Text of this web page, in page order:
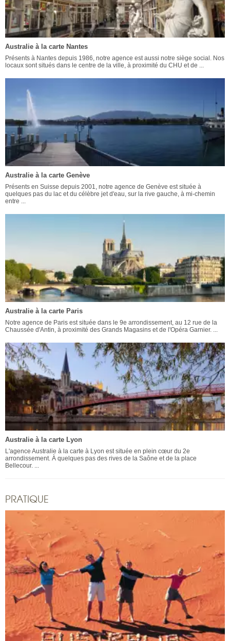
Australie à la carte Nantes
Présents à Nantes depuis 1986, notre agence est aussi notre siège social. Nos
locaux sont situés dans le centre de la ville, à proximité du CHU et de ...
Australie à la carte Genève
Présents en Suisse depuis 2001, notre agence de Genève est située à
quelques pas du lac et du célèbre jet d'eau, sur la rive gauche, à mi-chemin
entre ...
Australie à la carte Paris
Notre agence de Paris est située dans le 9e arrondissement, au 12 rue de la
Chaussée d'Antin, à proximité des Grands Magasins et de l'Opéra Garnier. ...
Australie à la carte Lyon
L'agence Australie à la carte à Lyon est située en plein cœur du 2e
arrondissement. À quelques pas des rives de la Saône et de la place
Bellecour. ...
PRATIQUE